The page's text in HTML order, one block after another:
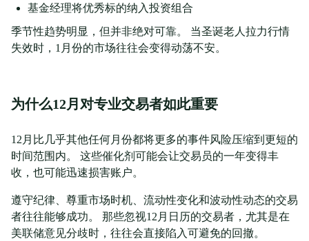
基金经理将优秀标的纳入投资组合
季节性趋势明显，但并非绝对可靠。 当圣诞老人拉力行情
失效时，1月份的市场往往会变得动荡不安。
为什么12月对专业交易者如此重要
12月比几乎其他任何月份都将更多的事件风险压缩到更短的
时间范围内。 这些催化剂可能会让交易员的一年变得丰
收，也可能迅速损害账户。
遵守纪律、尊重市场时机、流动性变化和波动性动态的交易
者往往能够成功。 那些忽视12月日历的交易者，尤其是在
美联储意见分歧时，往往会直接陷入可避免的回撤。